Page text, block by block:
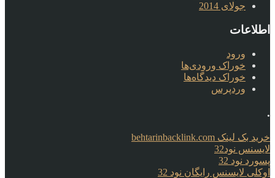
جولای 2014
اطلاعات
ورود
خوراک ورودی‌ها
خوراک دیدگاه‌ها
وردپرس
.
خرید بک لینک behtarinbacklink.com
لایسنس نود32
پسورد نود 32
اوکلی لایسنس رایگان نود 32